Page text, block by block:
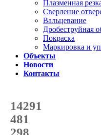
Плазменная
Сверление
Вальцевание
Дробеструйная
Покраска
Маркировка и
Объекты
Новости
Контакты
14291
с начала года
481
с начала месяца